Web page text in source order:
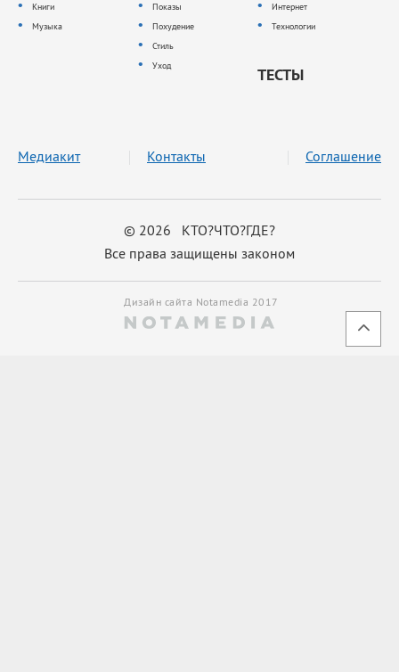
Книги
Музыка
Показы
Похудение
Стиль
Уход
Интернет
Технологии
ТЕСТЫ
© 2026 КТО?ЧТО?ГДЕ?
Все права защищены законом
Медиакит Контакты Соглашение
Дизайн сайта Notamedia 2017